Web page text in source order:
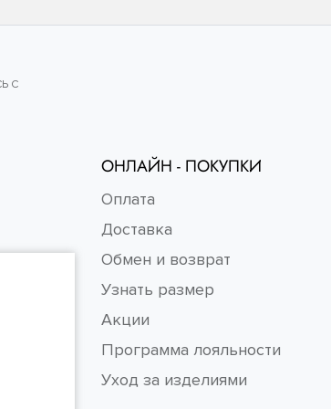
С
ОНЛАЙН - ПОКУПКИ
Оплата
Доставка
Обмен и возврат
Узнать размер
Акции
Программа лояльности
Уход за изделиями